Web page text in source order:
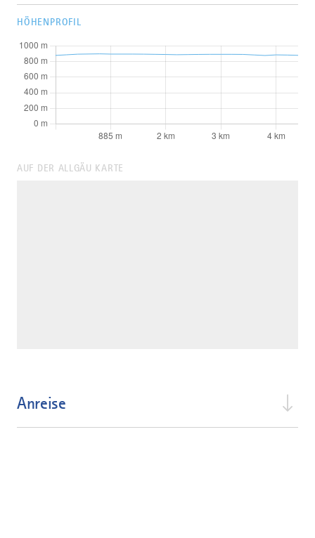
HÖHENPROFIL
AUF DER ALLGÄU KARTE
Anreise